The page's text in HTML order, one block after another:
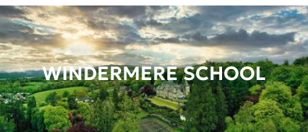
WINDERMERE SCHOOL